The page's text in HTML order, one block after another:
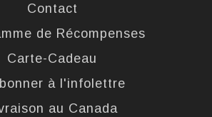
Contact
de Récompenses
Carte-Cadeau
à l'infolettre
au Canada